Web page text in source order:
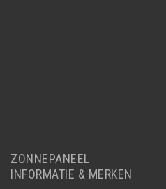
ZONNEPANEEL
INFORMATIE & MERKEN